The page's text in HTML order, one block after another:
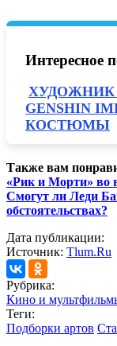
Интересное
ХУДОЖНИК
GENSHIN
КОСТЮМЫ
Также вам
«Рик и Морти» во
Смогут ли Леди
обстоятельствах?
Дата публикации:
Источник: Tlum.Ru
Рубрика:
Кино и
Теги:
Подборки артов